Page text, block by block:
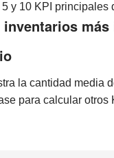
y 10 KPI principales
la cantidad media
para calcular